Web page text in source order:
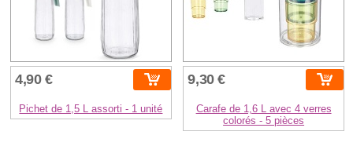
4,90 €
Pichet de 1,5 L assorti - 1 unité
9,30 €
Carafe de 1,6 L avec 4 verres
colorés - 5 pièces